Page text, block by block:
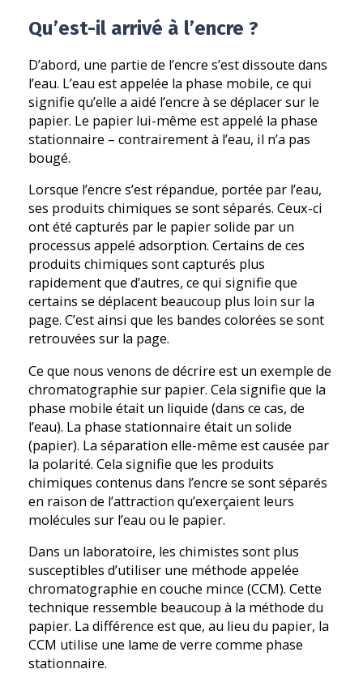
Qu’est-il arrivé à l’encre ?
D’abord, une partie de l’encre s’est dissoute dans
l’eau. L’eau est appelée la phase mobile, ce qui
signifie qu’elle a aidé l’encre à se déplacer sur le
papier. Le papier lui-même est appelé la phase
stationnaire – contrairement à l’eau, il n’a pas
bougé.
Lorsque l’encre s’est répandue, portée par l’eau,
ses produits chimiques se sont séparés. Ceux-ci
ont été capturés par le papier solide par un
processus appelé adsorption. Certains de ces
produits chimiques sont capturés plus
rapidement que d’autres, ce qui signifie que
certains se déplacent beaucoup plus loin sur la
page. C’est ainsi que les bandes colorées se sont
retrouvées sur la page.
Ce que nous venons de décrire est un exemple de
chromatographie sur papier. Cela signifie que la
phase mobile était un liquide (dans ce cas, de
l’eau). La phase stationnaire était un solide
(papier). La séparation elle-même est causée par
la polarité. Cela signifie que les produits
chimiques contenus dans l’encre se sont séparés
en raison de l’attraction qu’exerçaient leurs
molécules sur l’eau ou le papier.
Dans un laboratoire, les chimistes sont plus
susceptibles d’utiliser une méthode appelée
chromatographie en couche mince (CCM). Cette
technique ressemble beaucoup à la méthode du
papier. La différence est que, au lieu du papier, la
CCM utilise une lame de verre comme phase
stationnaire.